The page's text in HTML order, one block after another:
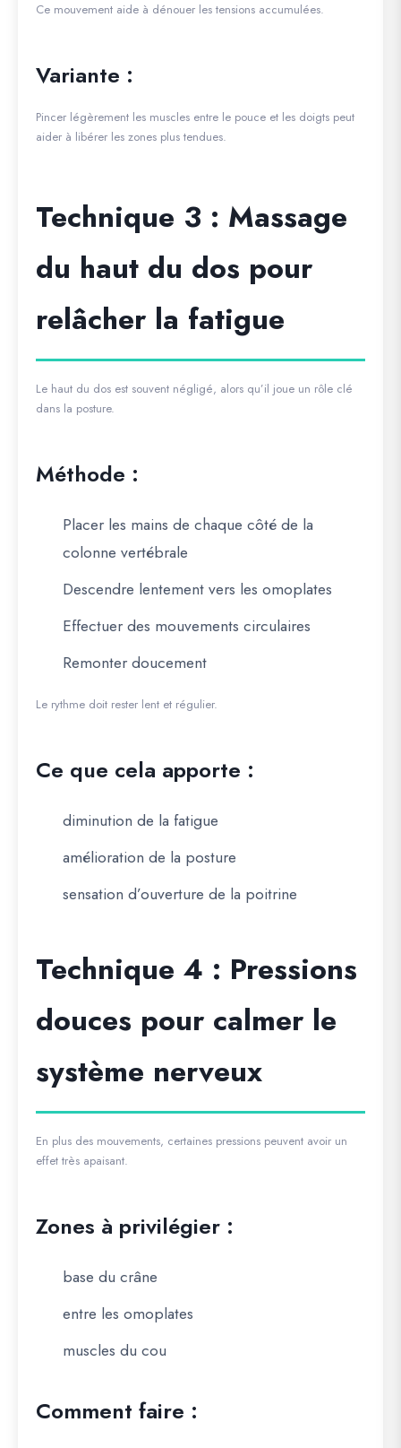
Ce mouvement aide à dénouer les tensions accumulées.
Variante :
Pincer légèrement les muscles entre le pouce et les doigts peut
aider à libérer les zones plus tendues.
Technique 3 : Massage
du haut du dos pour
relâcher la fatigue
Le haut du dos est souvent négligé, alors qu’il joue un rôle clé
dans la posture.
Méthode :
Placer les mains de chaque côté de la
colonne vertébrale
Descendre lentement vers les omoplates
Effectuer des mouvements circulaires
Remonter doucement
Le rythme doit rester lent et régulier.
Ce que cela apporte :
diminution de la fatigue
amélioration de la posture
sensation d’ouverture de la poitrine
Technique 4 : Pressions
douces pour calmer le
système nerveux
En plus des mouvements, certaines pressions peuvent avoir un
effet très apaisant.
Zones à privilégier :
base du crâne
entre les omoplates
muscles du cou
Comment faire :